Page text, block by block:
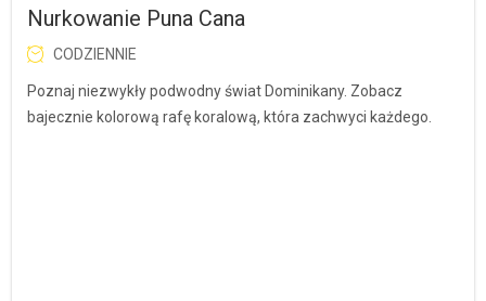
Nurkowanie Puna Cana
CODZIENNIE
Poznaj niezwykły podwodny świat Dominikany. Zobacz
bajecznie kolorową rafę koralową, która zachwyci każdego.